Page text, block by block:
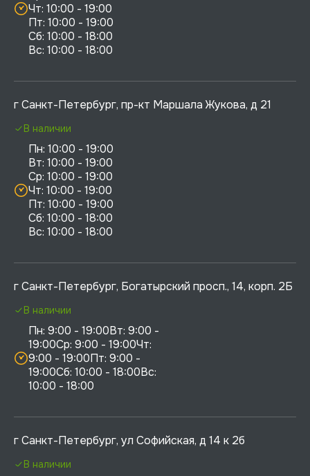
Чт: 10:00 - 19:00
Пт: 10:00 - 19:00
Сб: 10:00 - 18:00
г Санкт-Петербург, пр-кт Маршала Жукова, д 21
Пн: 10:00 - 19:00
Вт: 10:00 - 19:00
Ср: 10:00 - 19:00
Чт: 10:00 - 19:00
Пт: 10:00 - 19:00
Сб: 10:00 - 18:00
В наличии
г Санкт-Петербург, Богатырский просп., 14, корп. 2Б
Пн: 9:00 - 19:00Вт: 9:00 -
19:00Ср: 9:00 - 19:00Чт:
9:00 - 19:00Пт: 9:00 -
19:00Сб: 10:00 - 18:00Вс:
10:00 - 18:00
В наличии
г Санкт-Петербург, ул Софийская, д 14 к 2б
В наличии